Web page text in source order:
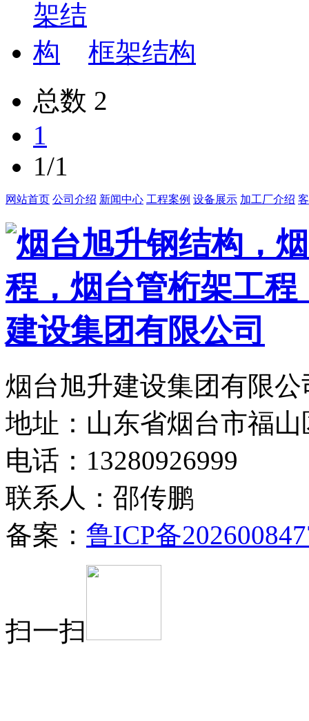
框架结构
总数 2
1
1/1
网站首页 公司介绍 新闻中心 工程案例 设备展示 加工厂介绍
烟台旭升建设集团有限
地址：山东省烟台市福
电话：13280926999
联系人：邵传鹏
备案： 鲁ICP备
扫一扫